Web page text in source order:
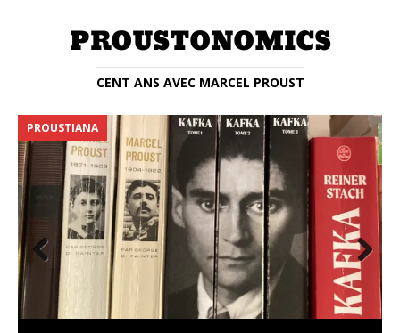
CENT ANS AVEC MARCEL PROUST
PROUSTIANA
Nex